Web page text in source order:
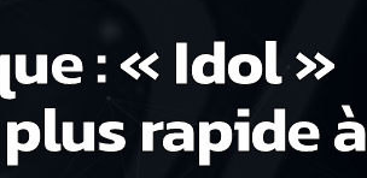
: « Idol »
rapide à